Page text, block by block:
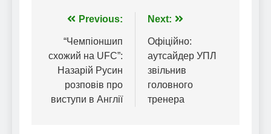
Навігація
записів
Previous:
“Чемпіоншип
схожий на UFC”:
Назарій Русин
розповів про
виступи в Англії
Next:
Офіційно:
аутсайдер УПЛ
звільнив
головного
тренера